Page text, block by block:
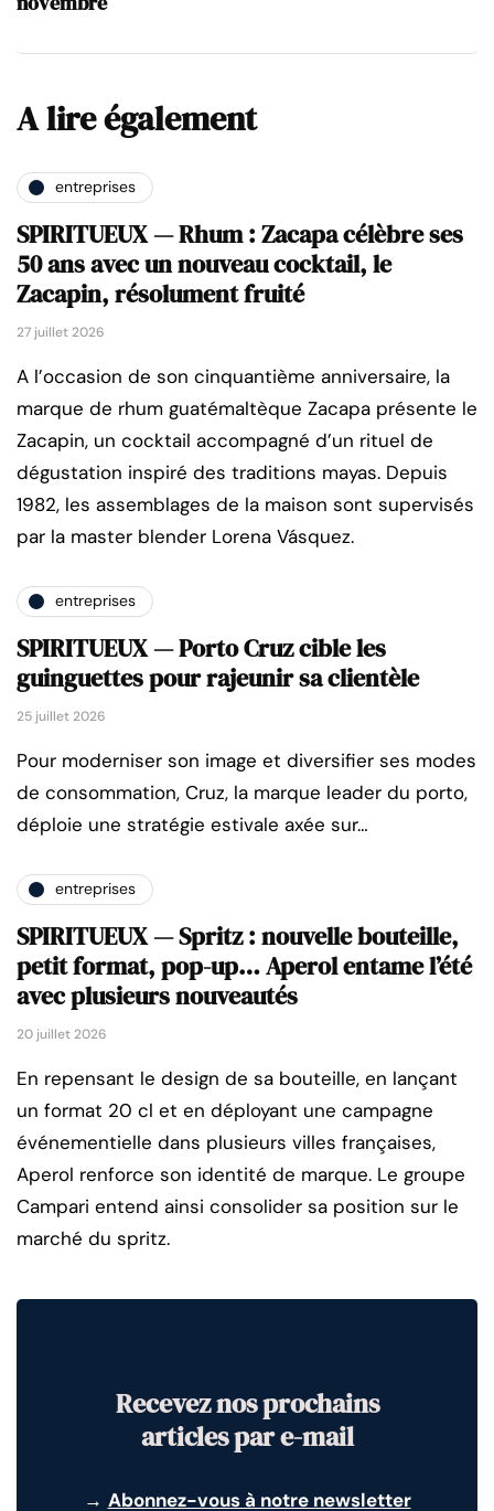
A lire également
entreprises
SPIRITUEUX — Rhum : Zacapa célèbre ses
50 ans avec un nouveau cocktail, le
Zacapin, résolument fruité
27 juillet 2026
A l’occasion de son cinquantième anniversaire, la
marque de rhum guatémaltèque Zacapa présente le
Zacapin, un cocktail accompagné d’un rituel de
dégustation inspiré des traditions mayas. Depuis
1982, les assemblages de la maison sont supervisés
par la master blender Lorena Vásquez.
entreprises
SPIRITUEUX — Porto Cruz cible les
guinguettes pour rajeunir sa clientèle
25 juillet 2026
Pour moderniser son image et diversifier ses modes
de consommation, Cruz, la marque leader du porto,
déploie une stratégie estivale axée sur…
entreprises
SPIRITUEUX — Spritz : nouvelle bouteille,
petit format, pop-up… Aperol entame l’été
avec plusieurs nouveautés
20 juillet 2026
En repensant le design de sa bouteille, en lançant
un format 20 cl et en déployant une campagne
événementielle dans plusieurs villes françaises,
Aperol renforce son identité de marque. Le groupe
Campari entend ainsi consolider sa position sur le
marché du spritz.
Recevez nos prochains
articles par e-mail
→ Abonnez-vous à notre newsletter